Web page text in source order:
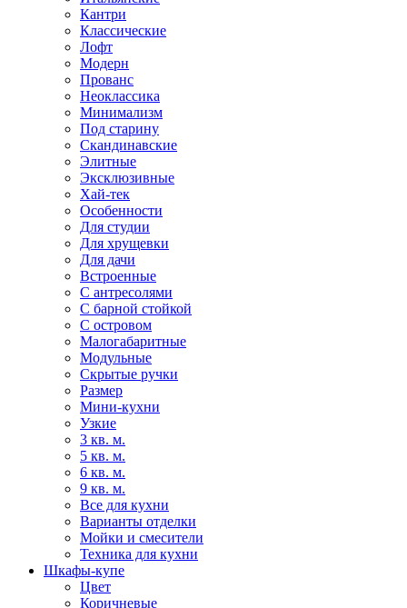
Кантри
Классические
Лофт
Модерн
Прованс
Неоклассика
Минимализм
Под старину
Скандинавские
Элитные
Эксклюзивные
Хай-тек
Особенности
Для студии
Для хрущевки
Для дачи
Встроенные
С антресолями
С барной стойкой
С островом
Малогабаритные
Модульные
Скрытые ручки
Размер
Мини-кухни
Узкие
3 кв. м.
5 кв. м.
6 кв. м.
9 кв. м.
Все для кухни
Варианты отделки
Мойки и смесители
Техника для кухни
Шкафы-купе
Цвет
Коричневые